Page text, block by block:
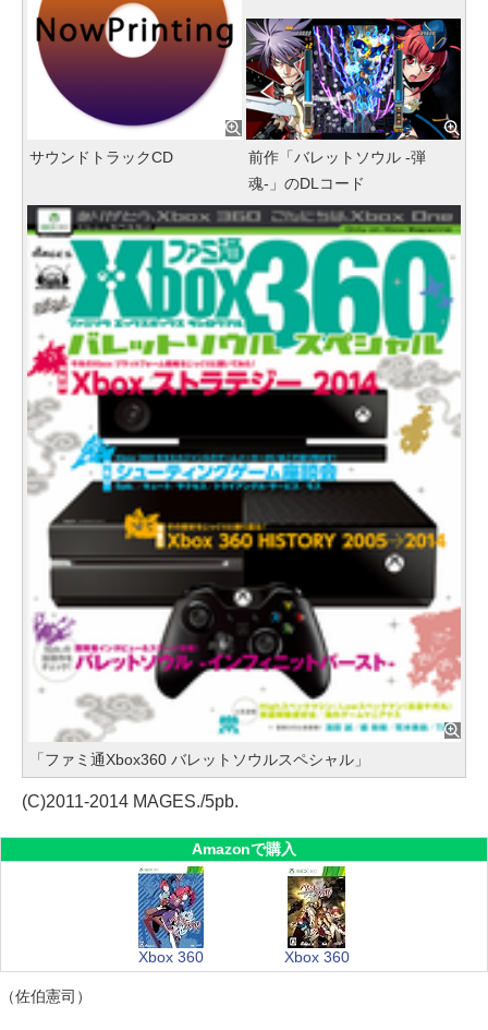
サウンドトラックCD
前作「バレットソウル -弾
魂-」のDLコード
「ファミ通Xbox360 バレットソウルスペシャル」
(C)2011-2014 MAGES./5pb.
Amazonで購入
Xbox 360 Xbox 360
（佐伯憲司）